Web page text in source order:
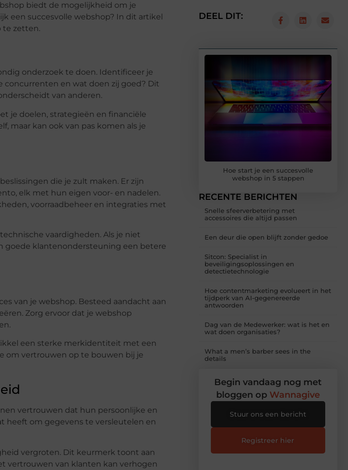
biedt de mogelijkheid om je
een succesvolle webshop? In dit artikel
te zetten.
onderzoek te doen. Identificeer je
concurrenten en wat doen zij goed? Dit
van anderen.
je doelen, strategieën en financiële
maar kan ook van pas komen als je
die je zult maken. Er zijn
elk met hun eigen voor- en nadelen.
voorraadbeheer en integraties met
vaardigheden. Als je niet
goede klantenondersteuning een betere
van je webshop. Besteed aandacht aan
Zorg ervoor dat je webshop
een sterke merkidentiteit met een
om vertrouwen op te bouwen bij je
vertrouwen dat hun persoonlijke en
heeft om gegevens te versleutelen en
vergroten. Dit keurmerk toont aan
vertrouwen van klanten kan verhogen
DEEL DIT:
Hoe start je een succesvolle
webshop in 5 stappen
RECENTE BERICHTEN
Snelle sfeerverbetering met
accessoires die altijd passen
Een deur die open blijft zonder gedoe
Sitcon: Specialist in
beveiligingsoplossingen en
detectietechnologie
Hoe contentmarketing evolueert in het
tijdperk van AI-gegenereerde
antwoorden
Dag van de Medewerker: wat is het en
wat doen organisaties?
What a men’s barber sees in the
details
Begin vandaag nog met
bloggen op Wannagive
Stuur ons een bericht
Registreer hier